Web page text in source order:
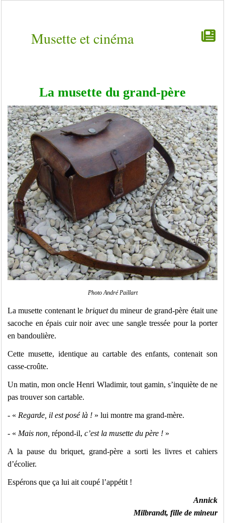
Musette et cinéma
La musette du grand-père
Photo André Paillart
La musette contenant le briquetdu mineur de grand-père était une
sacoche en épais cuir noir avec une sangle tressée pour la porter
en bandoulière.
Cette musette, identique au cartable des enfants, contenait son
casse-croûte.
Un matin, mon oncle Henri Wladimir, tout gamin, s’inquiète de ne
pas trouver son cartable.
- « Regarde, il est posé là ! » lui montre ma grand-mère.
- « Mais non, répond-il,c’est la musette du père ! »
A la pause du briquet, grand-père a sorti les livres et cahiers
d’écolier.
Espérons que ça lui ait coupé l’appétit !
Annick
Milbrandt, fille de mineur